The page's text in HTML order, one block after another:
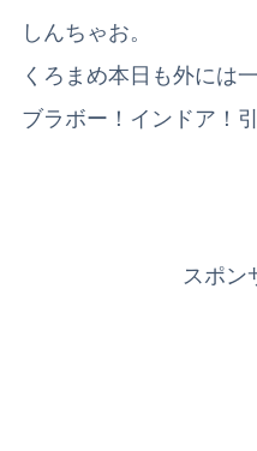
しんちゃお。
くろまめ本日も外には
ブラボー！インドア！
スポン